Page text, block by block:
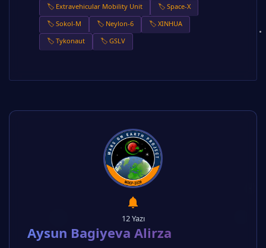
🏷️ Extravehicular Mobility Unit
🏷️ Space-X
🏷️ Sokol-M
🏷️ Neylon-6
🏷️ XINHUA
🏷️ Tykonaut
🏷️ GSLV
12 Yazı
Aysun Bagiyeva Alirza